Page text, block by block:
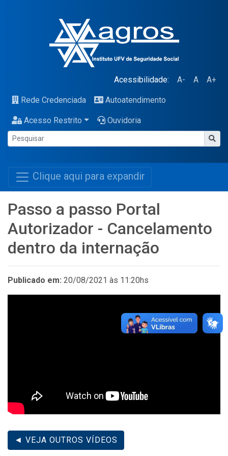
Acessibilidade: A- A A+
Rede Credenciada Autoatendimento
Acesso Restrito Ouvidoria
Clique aqui para expandir
Passo a passo Portal
Autorizador - Cancelamento
dentro da internação
Publicado em: 20/08/2021 às 11:20hs
◄ VEJA OUTROS VÍDEOS